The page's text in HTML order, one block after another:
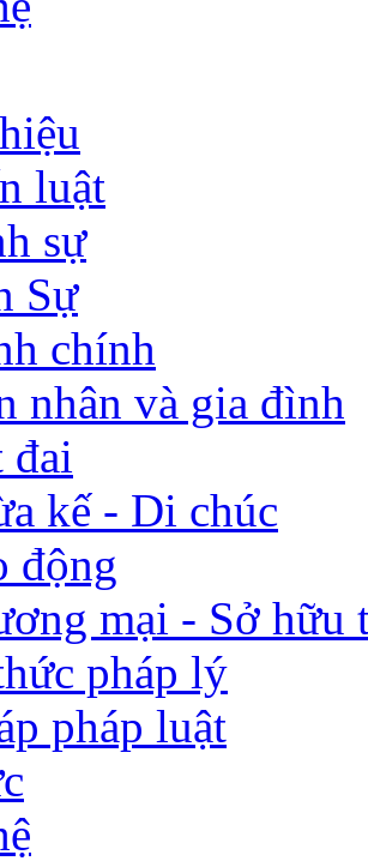
luật
sự
Sự
chính
nhân và gia đình
đai
kế - Di chúc
động
mại - Sở hữu
pháp lý
pháp luật